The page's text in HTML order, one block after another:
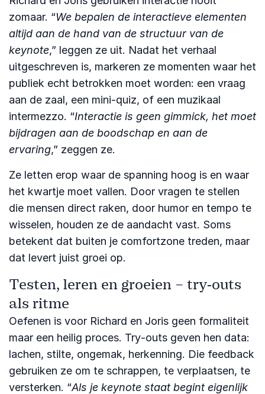
zomaar. “We bepalen de interactieve elementen
altijd aan de hand van de structuur van de
keynote,” leggen ze uit. Nadat het verhaal
uitgeschreven is, markeren ze momenten waar het
publiek echt betrokken moet worden: een vraag
aan de zaal, een mini‑quiz, of een muzikaal
intermezzo. “Interactie is geen gimmick, het moet
bijdragen aan de boodschap en aan de
ervaring,” zeggen ze.
Ze letten erop waar de spanning hoog is en waar
het kwartje moet vallen. Door vragen te stellen
die mensen direct raken, door humor en tempo te
wisselen, houden ze de aandacht vast. Soms
betekent dat buiten je comfortzone treden, maar
dat levert juist groei op.
Testen, leren en groeien – try‑outs
als ritme
Oefenen is voor Richard en Joris geen formaliteit
maar een heilig proces. Try‑outs geven hen data:
lachen, stilte, ongemak, herkenning. Die feedback
gebruiken ze om te schrappen, te verplaatsen, te
versterken. “Als je keynote staat begint eigenlijk